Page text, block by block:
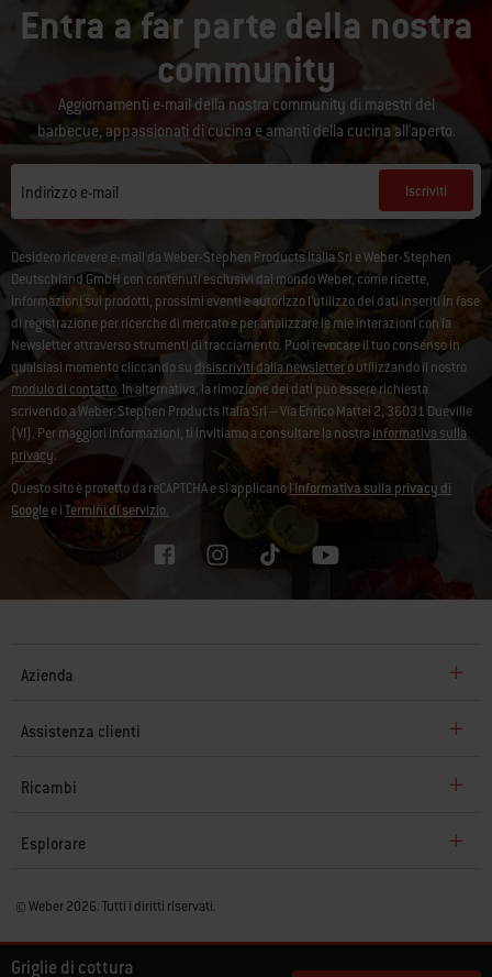
Griglie di cottura
Entra a far parte della nostra
community
Aggiornamenti e-mail della nostra community di maestri del
barbecue, appassionati di cucina e amanti della cucina all'aperto.
Indirizzo e-mail Iscriviti
Desidero ricevere e-mail da Weber-Stephen Products Italia Srl e Weber-Stephen
Deutschland GmbH con contenuti esclusivi dal mondo Weber, come ricette,
informazioni sui prodotti, prossimi eventi e autorizzo l’utilizzo dei dati inseriti in fase
di registrazione per ricerche di mercato e per analizzare le mie interazioni con la
Newsletter attraverso strumenti di tracciamento. Puoi revocare il tuo consenso in
qualsiasi momento cliccando su disiscriviti dalla newslettero utilizzando il nostro
modulo di contatto. In alternativa, la rimozione dei dati può essere richiesta
scrivendo a Weber-Stephen Products Italia Srl – Via Enrico Mattei 2, 36031 Dueville
(VI). Per maggiori informazioni, ti invitiamo a consultare la nostra informativa sulla
privacy.
Questo sito è protetto da reCAPTCHA e si applicanol'Informativa sulla privacy di
Googlee iTermini di servizio.
Azienda
Assistenza clienti
Ricambi
Esplorare
© Weber 2026. Tutti i diritti riservati.